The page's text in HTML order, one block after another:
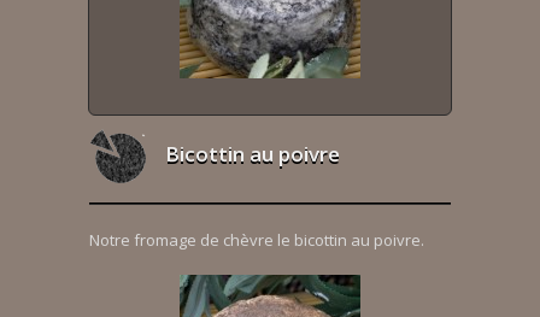
Bicottin au poivre
Notre fromage de chèvre le bicottin au poivre.